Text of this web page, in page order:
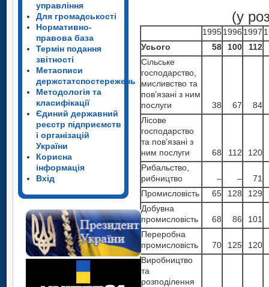
управління
Для громадськості
Нормативно-
правова база
Термін подання
звітності
Метаописи
держстатспостережень
Методологія та
класифікації
Єдиний державний
реєстр підприємств
і організацій
України
Корисна
інформація
Вхід
(у
19951996 1997
Усього
58 100
112
Сільське
господарство,
мисливство та
пов’язані з ним
послуги
38 67
84
Лісове
господарство
та пов’язані з
ним послуги
68 112
120
Рибальство,
рибництво
– –
71
Промисловість
65 128 129
Добувна
промисловість
68 86 101
Переробна
промисловість
70 125 120
Виробництво
та
розподілення